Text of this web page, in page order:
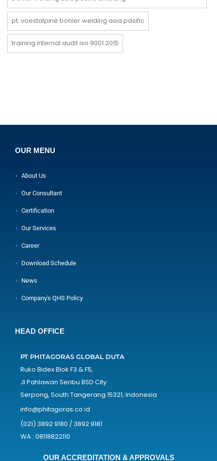
pt. voestalpine bohler welding asia pasific
training internal audit iso 9001:2015
OUR MENU
About Us
Our Consultant
Certification
Our Services
Career
Download Schedule
News
Company's QHS Policy
HEAD OFFICE
PT PHITAGORAS GLOBAL DUTA
Ruko Bidex Blok F3 & F5,
Jl Pahlawan Seribu BSD City
Serpong, South Tangerang 15321, Indonesia
info@phitagoras.co.id
(021) 3892 9180 / 3892 9181
WA : 08118822110
OUR ACCREDITATION & APPROVALS